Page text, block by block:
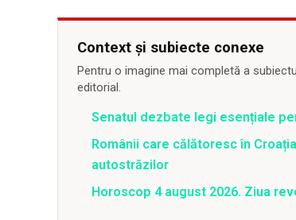
Context și subiecte conexe
Pentru o imagine mai completă a
editorial.
Senatul dezbate legi esențiale
Românii care călătoresc în
autostrăzilor
Horoscop 4 august 2026. Ziua